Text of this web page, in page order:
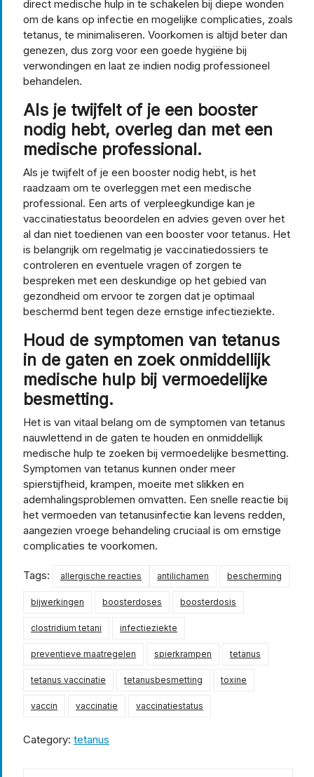
direct medische hulp in te schakelen bij diepe wonden
om de kans op infectie en mogelijke complicaties, zoals
tetanus, te minimaliseren. Voorkomen is altijd beter dan
genezen, dus zorg voor een goede hygiëne bij
verwondingen en laat ze indien nodig professioneel
behandelen.
Als je twijfelt of je een booster
nodig hebt, overleg dan met een
medische professional.
Als je twijfelt of je een booster nodig hebt, is het
raadzaam om te overleggen met een medische
professional. Een arts of verpleegkundige kan je
vaccinatiestatus beoordelen en advies geven over het
al dan niet toedienen van een booster voor tetanus. Het
is belangrijk om regelmatig je vaccinatiedossiers te
controleren en eventuele vragen of zorgen te
bespreken met een deskundige op het gebied van
gezondheid om ervoor te zorgen dat je optimaal
beschermd bent tegen deze ernstige infectieziekte.
Houd de symptomen van tetanus
in de gaten en zoek onmiddellijk
medische hulp bij vermoedelijke
besmetting.
Het is van vitaal belang om de symptomen van tetanus
nauwlettend in de gaten te houden en onmiddellijk
medische hulp te zoeken bij vermoedelijke besmetting.
Symptomen van tetanus kunnen onder meer
spierstijfheid, krampen, moeite met slikken en
ademhalingsproblemen omvatten. Een snelle reactie bij
het vermoeden van tetanusinfectie kan levens redden,
aangezien vroege behandeling cruciaal is om ernstige
complicaties te voorkomen.
Tags: allergische reacties antilichamen bescherming
bijwerkingen boosterdoses boosterdosis
clostridium tetani infectieziekte
preventieve maatregelen spierkrampen tetanus
tetanus vaccinatie tetanusbesmetting toxine
vaccin vaccinatie vaccinatiestatus
Category: tetanus